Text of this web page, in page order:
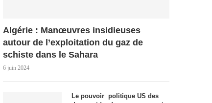
Algérie : Manœuvres insidieuses
autour de l’exploitation du gaz de
schiste dans le Sahara
6 juin 2024
Le pouvoir politique US des